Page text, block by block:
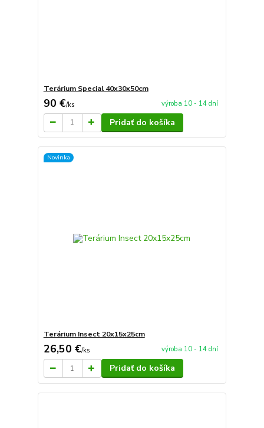
Terárium Special 40x30x50cm
90 €/ks výroba 10 - 14 dní
Pridať do košíka
Novinka
Terárium Insect 20x15x25cm
26,50 €/ks výroba 10 - 14 dní
Pridať do košíka